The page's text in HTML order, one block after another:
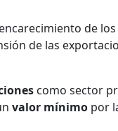
de
de las
como sector
valor mínimo por